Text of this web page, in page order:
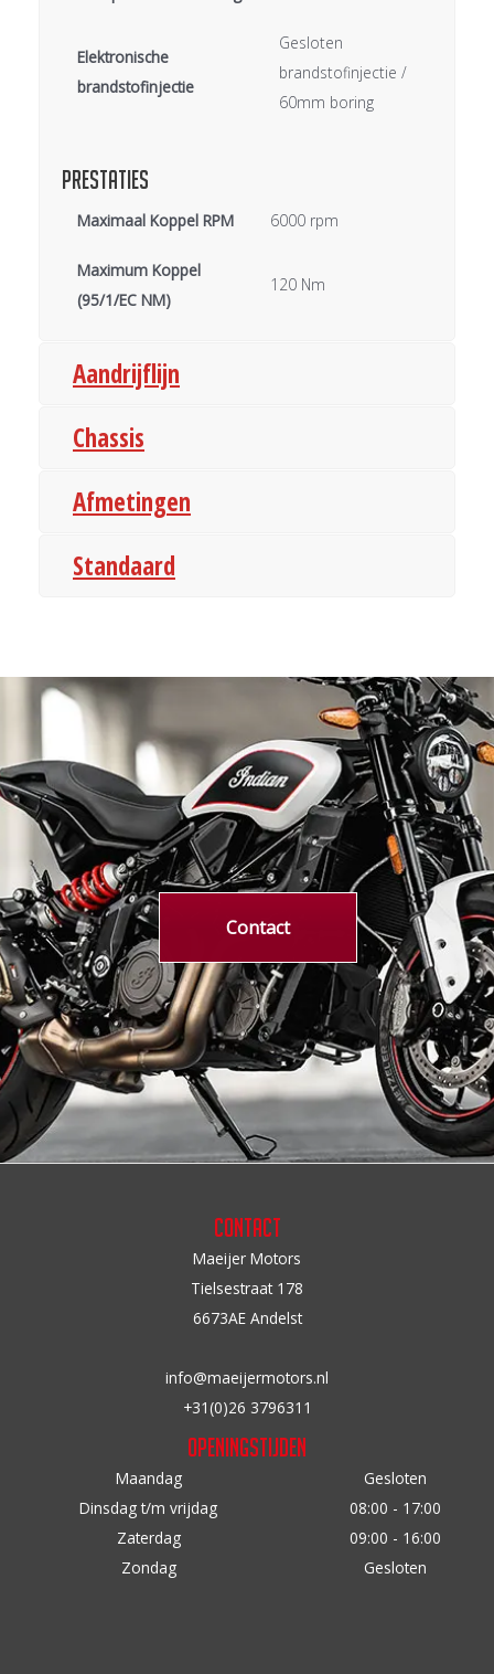
Elektronische
brandstofinjectie
Gesloten
brandstofinjectie /
60mm boring
Prestaties
Maximaal Koppel RPM 6000 rpm
Maximum Koppel
(95/1/EC NM)
120 Nm
Aandrijflijn
Chassis
Afmetingen
Standaard
Contact
Contact
Maeijer Motors
Tielsestraat 178
6673AE Andelst
info@maeijermotors.nl
+31(0)26 3796311
Openingstijden
Maandag
Gesloten
Dinsdag t/m vrijdag
08:00 - 17:00
Zaterdag
09:00 - 16:00
Zondag
Gesloten